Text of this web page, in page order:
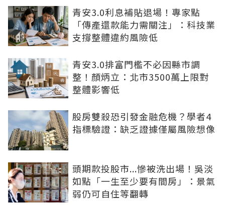
青安3.0利息補貼退場！專家點
「傳產還款能力需關注」：科技業
支撐整體違約風險低
青安3.0排富門檻不必因縣市調
整！顏炳立：北市3500萬上限對
整體影響低
股房雙殺恐引發金融危機？學者4
指標驗證：缺乏證據僅屬風險想像
頭期款投股市...慘被洗出場！吳淡
如點「一生至少要有間房」：景氣
弱仍可自住等翻轉